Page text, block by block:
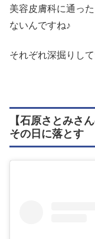
美容皮膚科に通っ
ないんですね♪
それぞれ深掘りして
【石原さとみさ
その日に落とす